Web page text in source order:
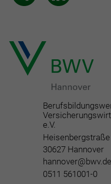
e.V.
30627 Hannover
hannover@bwv.de
0511 561001-0